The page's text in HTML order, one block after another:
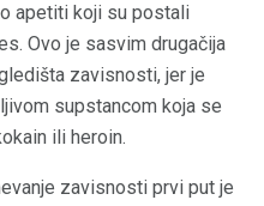
apetiti koji su postali
Ovo je sasvim drugačija
zavisnosti, jer je
supstancom koja se
ili heroin.
zavisnosti prvi put je